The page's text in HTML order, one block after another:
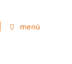
menú